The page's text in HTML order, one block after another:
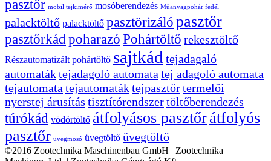
pasztőr mobil tejkimérő mosóberendezés Műanyagpohár fedél
palacktöltő palacktöltő pasztörizálópasztőr
pasztőrkád poharazóPohártöltő rekesztöltő
Részautomatizált pohártöltő sajtkád tejadagaló
automatáktejadagoló automata tej adagoló automata
tejautomata tejautomatáktejpasztőrtermelői
nyerstej árusítás tisztítórendszertöltőberendezés
túrókád vödörtöltő átfolyásos pasztőrátfolyós
pasztőr üvegmosó üvegtöltő üvegtöltő
©2016 Zootechnika Maschinenbau GmbH | Zootechnika